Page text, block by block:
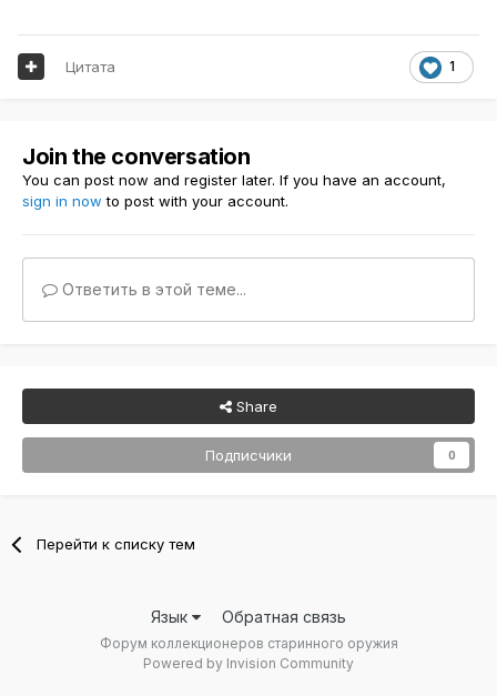
1
Цитата
Join the conversation
You can post now and register later. If you have an account,
sign in now to post with your account.
Ответить в этой теме...
Share
Подписчики 0
Перейти к списку тем
Язык Обратная связь
Форум коллекционеров старинного оружия
Powered by Invision Community